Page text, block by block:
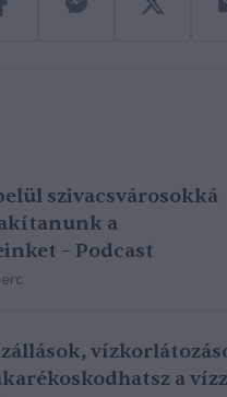
szivacsvárosokká
a
– Podcast
a